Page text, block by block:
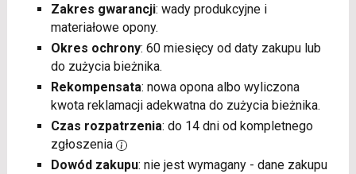
Zakres gwarancji: wady produkcyjne i
materiałowe opony.
Okres ochrony: 60 miesięcy od daty zakupu lub
do zużycia bieżnika.
Rekompensata: nowa opona albo wyliczona
kwota reklamacji adekwatna do zużycia bieżnika.
Czas rozpatrzenia: do 14 dni od kompletnego
zgłoszenia
Dowód zakupu: nie jest wymagany - dane zakupu